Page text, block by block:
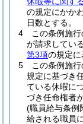
の規定にかか
日数とする。
4
この条例施
が請求してい
第3項の規定に
5
この条例施
規定に基づき
ている休暇に
づき任命権者
(職員給与条例
給される職員